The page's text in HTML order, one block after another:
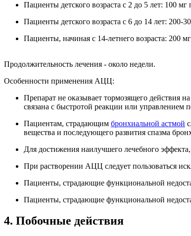
Пациенты детского возраста с 2 до 5 лет: 100
Пациенты детского возраста с 6 до 14 лет: 200-
Пациенты, начиная с 14-летнего возраста: 200
Продолжительность лечения - около недели.
Особенности применения АЦЦ:
Препарат не оказывает тормозящего действия
связана с быстротой реакции или
Пациентам, страдающим бронхиальной астмой
вещества и последующего развития спазма
Для достижения наилучшего лечебного
При растворении АЦЦ следует пользоваться
Пациенты, страдающие функциональной
Пациенты, страдающие функциональной
4. Побочные действия